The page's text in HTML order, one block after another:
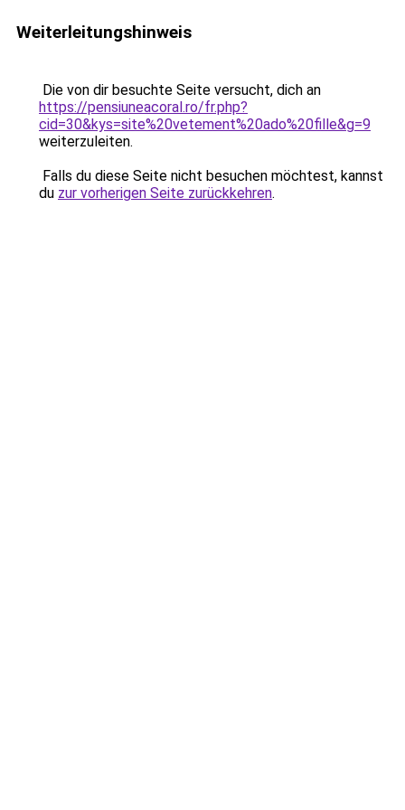
Weiterleitungshinweis
Die von dir besuchte Seite versucht, dich an
https://pensiuneacoral.ro/fr.php?
cid=30&kys=site%20vetement%20ado%20fille&g=9
weiterzuleiten.
Falls du diese Seite nicht besuchen möchtest, kannst
du zur vorherigen Seite zurückkehren.